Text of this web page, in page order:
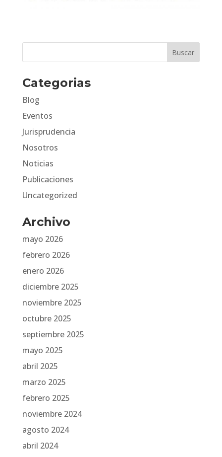
Categorias
Blog
Eventos
Jurisprudencia
Nosotros
Noticias
Publicaciones
Uncategorized
Archivo
mayo 2026
febrero 2026
enero 2026
diciembre 2025
noviembre 2025
octubre 2025
septiembre 2025
mayo 2025
abril 2025
marzo 2025
febrero 2025
noviembre 2024
agosto 2024
abril 2024